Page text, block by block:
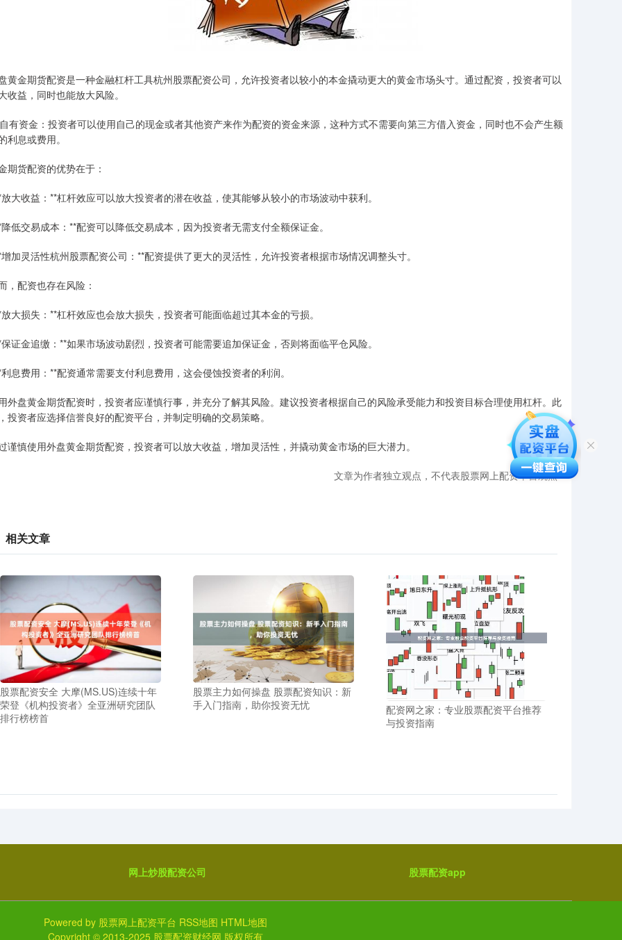
黄金期货配资是一种金融杠杆工具杭州股票配资公司，允许投资者以较小的本金撬动更大的黄金市场头寸。通过配资，投资者可以
收益，同时也能放大风险。
有资金：投资者可以使用自己的现金或者其他资产来作为配资的资金来源，这种方式不需要向第三方借入资金，同时也不会产生额
利息或费用。
期货配资的优势在于：
大收益：**杠杆效应可以放大投资者的潜在收益，使其能够从较小的市场波动中获利。
低交易成本：**配资可以降低交易成本，因为投资者无需支付全额保证金。
加灵活性杭州股票配资公司：**配资提供了更大的灵活性，允许投资者根据市场情况调整头寸。
，配资也存在风险：
大损失：**杠杆效应也会放大损失，投资者可能面临超过其本金的亏损。
证金追缴：**如果市场波动剧烈，投资者可能需要追加保证金，否则将面临平仓风险。
息费用：**配资通常需要支付利息费用，这会侵蚀投资者的利润。
外盘黄金期货配资时，投资者应谨慎行事，并充分了解其风险。建议投资者根据自己的风险承受能力和投资目标合理使用杠杆。此
投资者应选择信誉良好的配资平台，并制定明确的交易策略。
谨慎使用外盘黄金期货配资，投资者可以放大收益，增加灵活性，并撬动黄金市场的巨大潜力。
文章为作者独立观点，不代表股票网上配资平台观点
相关文章
股票配资安全 大摩(MS.US)连续十年
荣登《机构投资者》全亚洲研究团队
排行榜榜首
股票主力如何操盘 股票配资知识：新
手入门指南，助你投资无忧
配资网之家：专业股票配资平台推荐
与投资指南
网上炒股配资公司 股票配资app
Powered by 股票网上配资平台 RSS地图 HTML地图
Copyright © 2013-2025 股票配资财经网 版权所有